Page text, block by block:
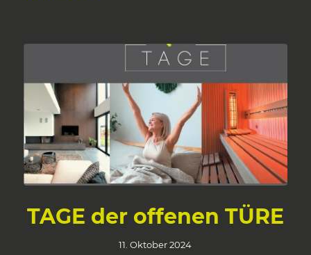
TAGE der offenen TÜRE
11. Oktober 2024